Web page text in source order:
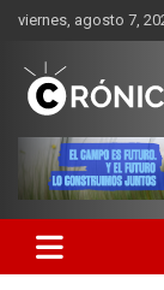
Saltar
contenido
viernes, agosto 7,